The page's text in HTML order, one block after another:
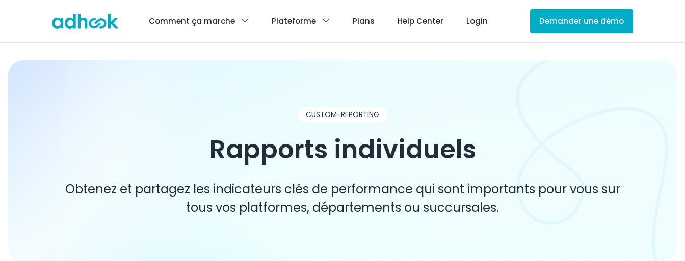
Comment ça marche Plateforme Plans Help Center Login Demander une démo
CUSTOM-REPORTING
Rapports individuels
Obtenez et partagez les indicateurs clés de performance qui sont importants pour vous sur
tous vos platformes, départements ou succursales.